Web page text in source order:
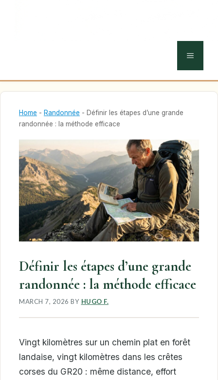
MENU
Home - Randonnée - Définir les étapes d’une grande
randonnée : la méthode efficace
Définir les étapes d’une grande
randonnée : la méthode efficace
MARCH 7, 2026 BY HUGO F.
Vingt kilomètres sur un chemin plat en forêt
landaise, vingt kilomètres dans les crêtes
corses du GR20 : même distance, effort